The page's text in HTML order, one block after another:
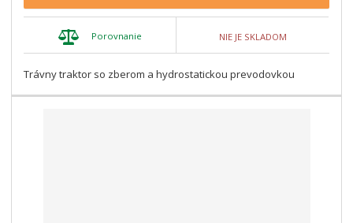
Porovnanie NIE JE SKLADOM
Trávny traktor so zberom a hydrostatickou prevodovkou